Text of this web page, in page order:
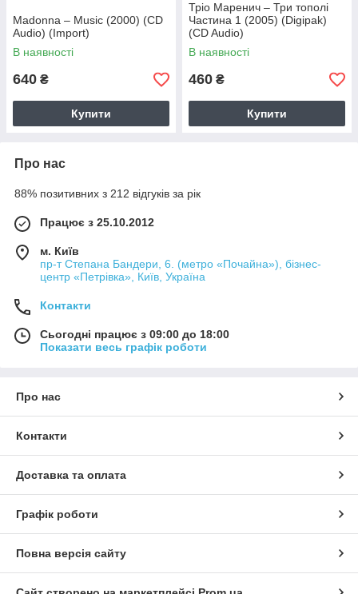
Madonna – Music (2000) (CD
Audio) (Import)
В наявності
640 ₴
Купити
Тріо Маренич – Три тополі
Частина 1 (2005) (Digipak)
(CD Audio)
В наявності
460 ₴
Купити
Про нас
88% позитивних з 212 відгуків за рік
Працює з 25.10.2012
м. Київ
пр-т Степана Бандери, 6. (метро «Почайна»), бізнес-
центр «Петрівка», Київ, Україна
Контакти
Сьогодні працює з 09:00 до 18:00
Показати весь графік роботи
Про нас
Контакти
Доставка та оплата
Графік роботи
Повна версія сайту